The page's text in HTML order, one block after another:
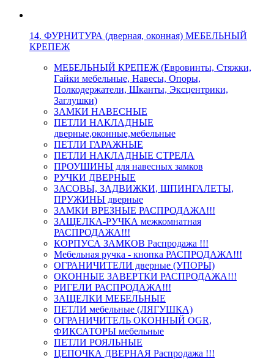
14. ФУРНИТУРА (дверная, оконная) МЕБЕЛЬНЫЙ
КРЕПЕЖ
МЕБЕЛЬНЫЙ КРЕПЕЖ (Евровинты, Стяжки,
Гайки мебельные, Навесы, Опоры,
Полкодержатели, Шканты, Эксцентрики,
Заглушки)
ЗАМКИ НАВЕСНЫЕ
ПЕТЛИ НАКЛАДНЫЕ
дверные,оконные,мебельные
ПЕТЛИ ГАРАЖНЫЕ
ПЕТЛИ НАКЛАДНЫЕ СТРЕЛА
ПРОУШИНЫ для навесных замков
РУЧКИ ДВЕРНЫЕ
ЗАСОВЫ, ЗАДВИЖКИ, ШПИНГАЛЕТЫ,
ПРУЖИНЫ дверные
ЗАМКИ ВРЕЗНЫЕ РАСПРОДАЖА!!!
ЗАЩЕЛКА-РУЧКА межкомнатная
РАСПРОДАЖА!!!
КОРПУСА ЗАМКОВ Распродажа !!!
Мебельная ручка - кнопка РАСПРОДАЖА!!!
ОГРАНИЧИТЕЛИ дверные (УПОРЫ)
ОКОННЫЕ ЗАВЕРТКИ РАСПРОДАЖА!!!
РИГЕЛИ РАСПРОДАЖА!!!
ЗАЩЕЛКИ МЕБЕЛЬНЫЕ
ПЕТЛИ мебельные (ЛЯГУШКА)
ОГРАНИЧИТЕЛЬ ОКОННЫЙ OGR,
ФИКСАТОРЫ мебельные
ПЕТЛИ РОЯЛЬНЫЕ
ЦЕПОЧКА ДВЕРНАЯ Распродажа !!!